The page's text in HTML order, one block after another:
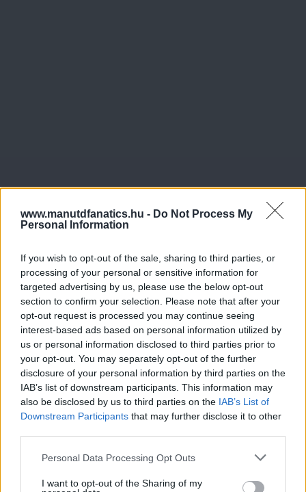
www.manutdfanatics.hu - Do Not Process My
Personal Information
If you wish to opt-out of the sale, sharing to third parties, or
processing of your personal or sensitive information for
targeted advertising by us, please use the below opt-out
section to confirm your selection. Please note that after your
opt-out request is processed you may continue seeing
interest-based ads based on personal information utilized by
us or personal information disclosed to third parties prior to
your opt-out. You may separately opt-out of the further
disclosure of your personal information by third parties on the
IAB’s list of downstream participants. This information may
also be disclosed by us to third parties on the IAB’s List of
Downstream Participants that may further disclose it to other
Please note that this website/app uses one or more Google
not limited to your visit or usage behaviour. You may click to
Personal Data Processing Opt Outs
I want to opt-out of the Sharing of my